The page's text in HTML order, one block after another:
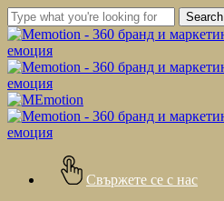
Skip
to
main
content
Search
Close
Search
Свържете се с нас